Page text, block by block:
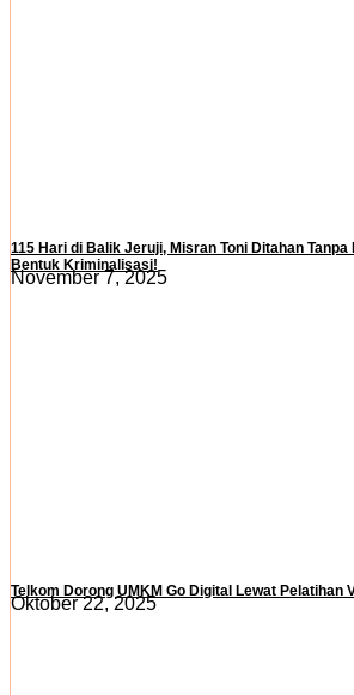
115 Hari di Balik Jeruji, Misran Toni Ditahan
Bentuk Kriminalisasi!
November 7, 2025
Telkom Dorong UMKM Go Digital Lewat Pelatihan
Oktober 22, 2025